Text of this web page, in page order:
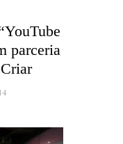
parceria